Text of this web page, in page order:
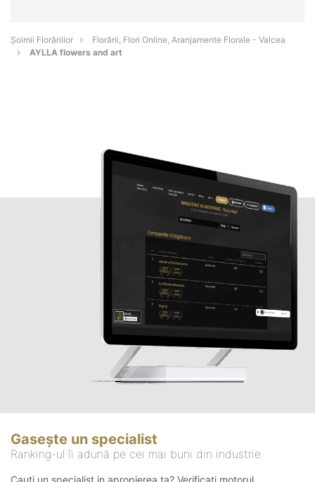
Șoimii Florăriilor
Florării, Flori Online, Aranjamente Florale - Valcea
AYLLA flowers and art
Gasește un specialist
Ranking-ul îi adună pe cei mai buni din industrie
Cauți un specialist in apropierea ta? Verificați motorul